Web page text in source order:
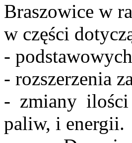
Braszowice w
w części
-
- rozszerzenia
- zmiany ilości
paliw, i energii.